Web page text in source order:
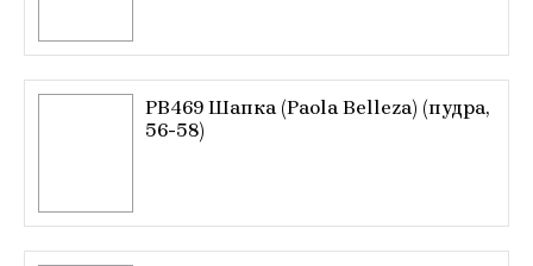
PB469 Шапка (Paola Belleza) (пудра,
56-58)